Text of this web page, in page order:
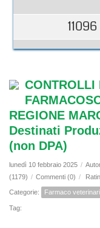
11096
CONTROLLI
REGIONE
Destinati
(non DPA)
lunedì 10 febbraio 2025 /
(1179) / Commenti (0) /
Categorie: Farmaco
Tag: